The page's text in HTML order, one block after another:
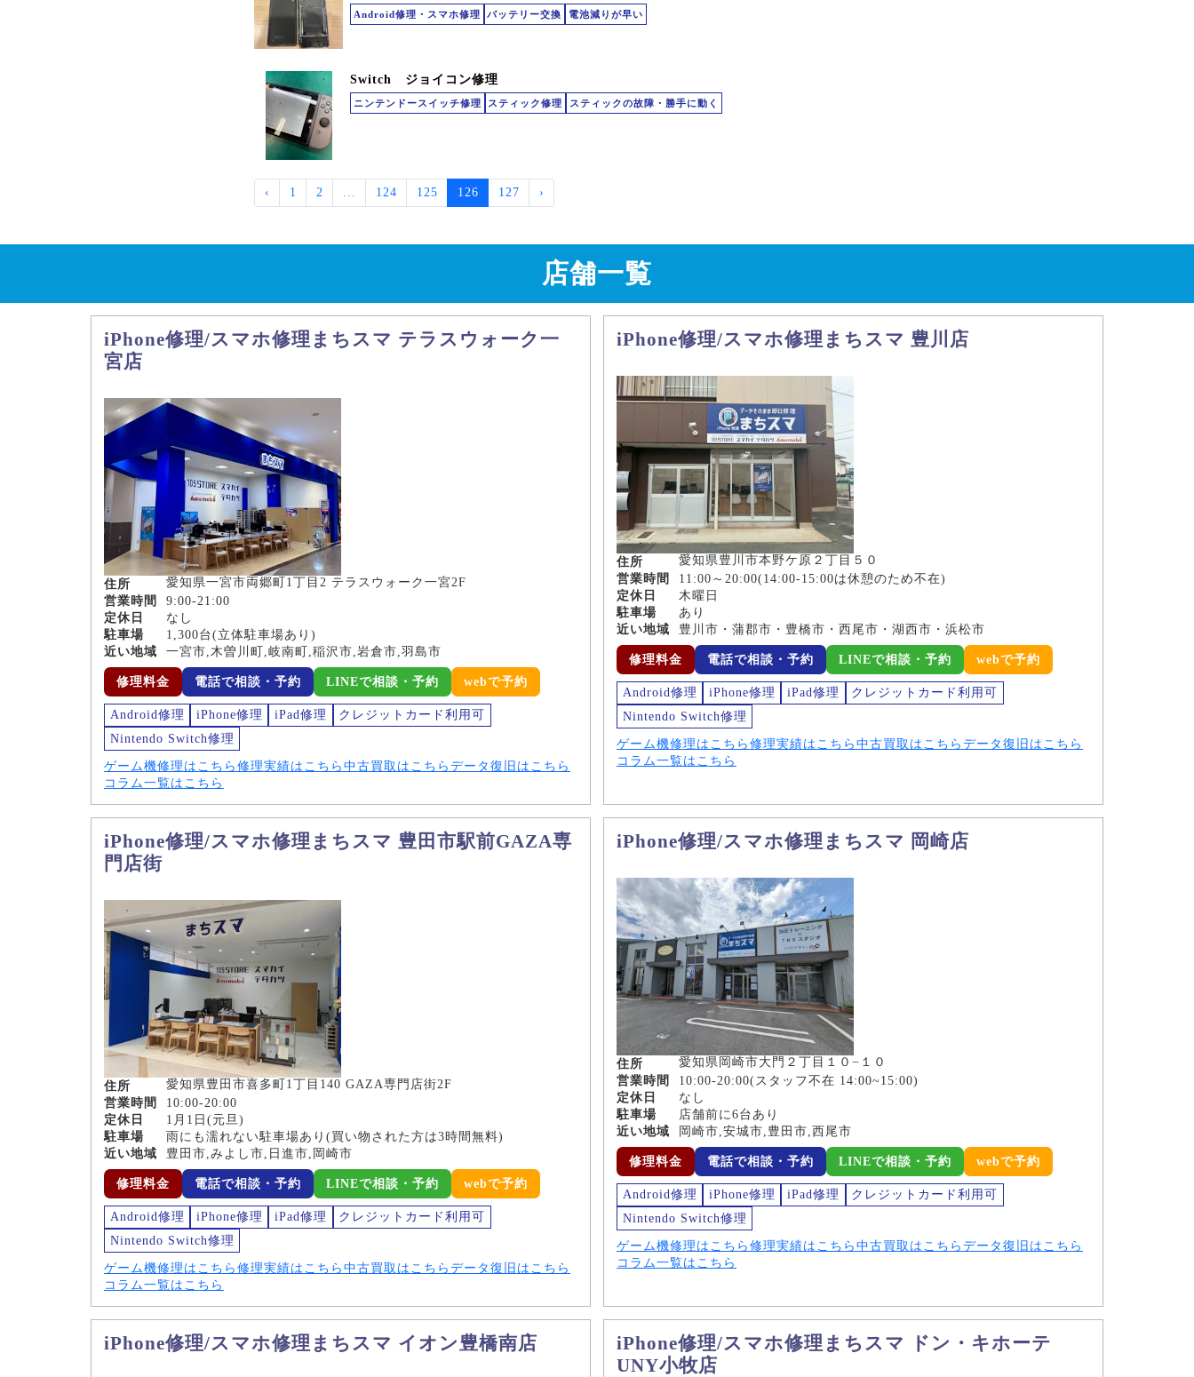
Android修理・スマホ修理 バッテリー交換 電池減りが早い
Switch ジョイコン修理
ニンテンドースイッチ修理 スティック修理 スティックの故障・勝手に動く
‹ 1 2 ... 124 125 126 127 ›
店舗一覧
iPhone修理/スマホ修理まちスマ テラスウォーク一
宮店
住所
愛知県一宮市両郷町1丁目2 テラスウォーク一宮2F
営業時間
9:00-21:00
定休日
なし
駐車場
1,300台(立体駐車場あり)
近い地域
一宮市,木曽川町,岐南町,稲沢市,岩倉市,羽島市
修理料金 電話で相談・予約 LINEで相談・予約 webで予約
Android修理 iPhone修理 iPad修理
クレジットカード利用可
Nintendo Switch修理
ゲーム機修理はこちら 修理実績はこちら 中古買取はこちら データ復旧はこちら
コラム一覧はこちら
iPhone修理/スマホ修理まちスマ 豊川店
住所
愛知県豊川市本野ケ原２丁目５０
営業時間
11:00～20:00(14:00-15:00は休憩のため不在)
定休日
木曜日
駐車場
あり
近い地域
豊川市・蒲郡市・豊橋市・西尾市・湖西市・浜松市
修理料金 電話で相談・予約 LINEで相談・予約 webで予約
Android修理 iPhone修理 iPad修理
クレジットカード利用可
Nintendo Switch修理
ゲーム機修理はこちら 修理実績はこちら 中古買取はこちら データ復旧はこちら
コラム一覧はこちら
iPhone修理/スマホ修理まちスマ 豊田市駅前GAZA専
門店街
住所
愛知県豊田市喜多町1丁目140 GAZA専門店街2F
営業時間
10:00-20:00
定休日
1月1日(元旦)
駐車場
雨にも濡れない駐車場あり(買い物された方は3時間無料)
近い地域
豊田市,みよし市,日進市,岡崎市
修理料金 電話で相談・予約 LINEで相談・予約 webで予約
Android修理 iPhone修理 iPad修理
クレジットカード利用可
Nintendo Switch修理
ゲーム機修理はこちら 修理実績はこちら 中古買取はこちら データ復旧はこちら
コラム一覧はこちら
iPhone修理/スマホ修理まちスマ 岡崎店
住所
愛知県岡崎市大門２丁目１０−１０
営業時間
10:00-20:00(スタッフ不在 14:00~15:00)
定休日
なし
駐車場
店舗前に6台あり
近い地域
岡崎市,安城市,豊田市,西尾市
修理料金 電話で相談・予約 LINEで相談・予約 webで予約
Android修理 iPhone修理 iPad修理
クレジットカード利用可
Nintendo Switch修理
ゲーム機修理はこちら 修理実績はこちら 中古買取はこちら データ復旧はこちら
コラム一覧はこちら
iPhone修理/スマホ修理まちスマ イオン豊橋南店
iPhone修理/スマホ修理まちスマ ドン・キホーテ
UNY小牧店